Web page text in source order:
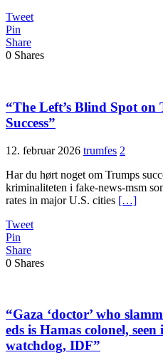
Tweet
Pin
Share
0 Shares
“The Left’s Blind Spot on
Success”
12. februar 2026 trumfes 2
Har du hørt noget om Trumps
kriminaliteten i fake-news-msm
rates in major U.S. cities […]
Tweet
Pin
Share
0 Shares
“Gaza ‘doctor’ who
eds is Hamas colonel,
watchdog, IDF”